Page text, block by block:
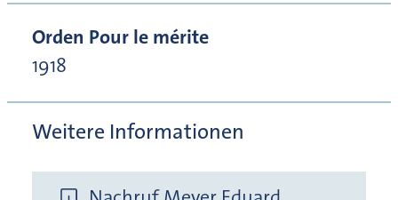
Orden Pour le mérite
1918
Weitere Informationen